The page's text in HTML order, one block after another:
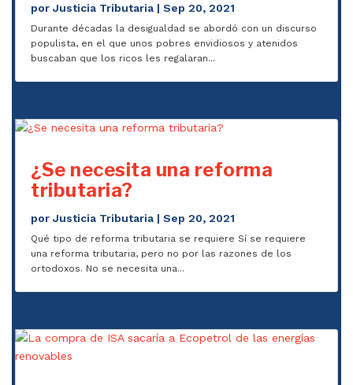
porJusticia Tributaria |Sep 20, 2021
Durante décadas la desigualdad se abordó con un discurso
populista, en el que unos pobres envidiosos y atenidos
buscaban que los ricos les regalaran...
¿Se necesita una reforma
tributaria?
porJusticia Tributaria |Sep 20, 2021
Qué tipo de reforma tributaria se requiere Sí se requiere
una reforma tributaria, pero no por las razones de los
ortodoxos. No se necesita una...